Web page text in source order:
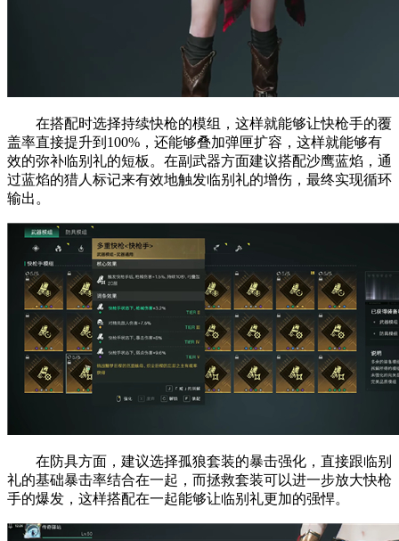
在搭配时选择持续快枪的模组，这样就能够让快枪手的覆
盖率直接提升到100%，还能够叠加弹匣扩容，这样就能够有
效的弥补临别礼的短板。在副武器方面建议搭配沙鹰蓝焰，通
过蓝焰的猎人标记来有效地触发临别礼的增伤，最终实现循环
输出。
在防具方面，建议选择孤狼套装的暴击强化，直接跟临别
礼的基础暴击率结合在一起，而拯救套装可以进一步放大快枪
手的爆发，这样搭配在一起能够让临别礼更加的强悍。